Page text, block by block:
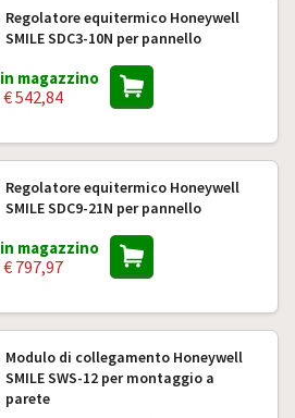
Regolatore equitermico Honeywell
SMILE SDC3-10N per pannello
in magazzino
€ 542,84
Regolatore equitermico Honeywell
SMILE SDC9-21N per pannello
in magazzino
€ 797,97
Modulo di collegamento Honeywell
SMILE SWS-12 per montaggio a
parete